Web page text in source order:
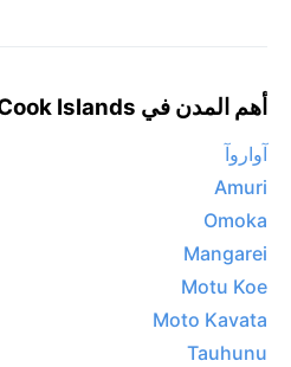
أهم المدن في Cook Islands
آواروآ
Amuri
Omoka
Mangarei
Motu Koe
Moto Kavata
Tauhunu